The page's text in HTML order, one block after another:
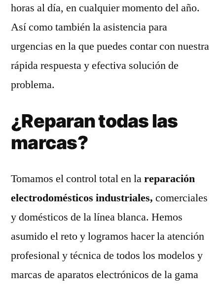
horas al día, en cualquier momento del año.
Así como también la asistencia para
urgencias en la que puedes contar con nuestra
rápida respuesta y efectiva solución de
problema.
¿Reparan todas las
marcas?
Tomamos el control total en lareparación
electrodomésticos industriales, comerciales
y domésticos de la línea blanca. Hemos
asumido el reto y logramos hacer la atención
profesional y técnica de todos los modelos y
marcas de aparatos electrónicos de la gama